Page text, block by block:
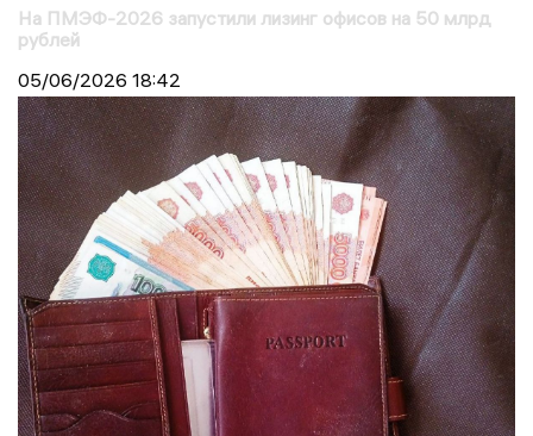
На ПМЭФ-2026 запустили лизинг офисов на 50 млрд
рублей
05/06/2026 18:42